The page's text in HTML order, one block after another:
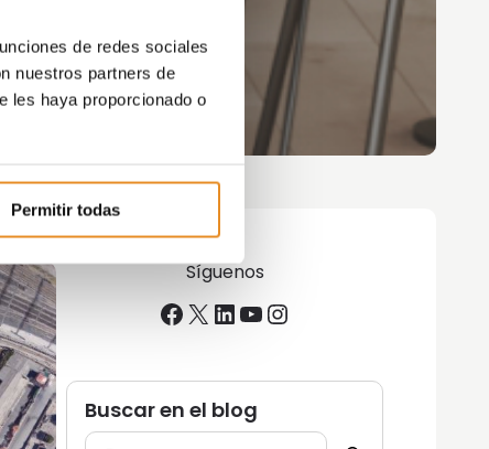
de redes sociales
nuestros partners de
les haya proporcionado o
Permitir todas
Síguenos
Facebook
X LinkedIn
YouTube
Instagram
Buscar en el blog